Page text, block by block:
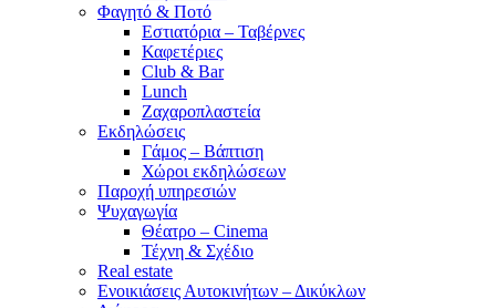
Φαγητό & Ποτό
Εστιατόρια – Ταβέρνες
Καφετέριες
Club & Bar
Lunch
Ζαχαροπλαστεία
Εκδηλώσεις
Γάμος – Βάπτιση
Χώροι εκδηλώσεων
Παροχή υπηρεσιών
Ψυχαγωγία
Θέατρο – Cinema
Τέχνη & Σχέδιο
Real estate
Ενοικιάσεις Αυτοκινήτων – Δικύκλων